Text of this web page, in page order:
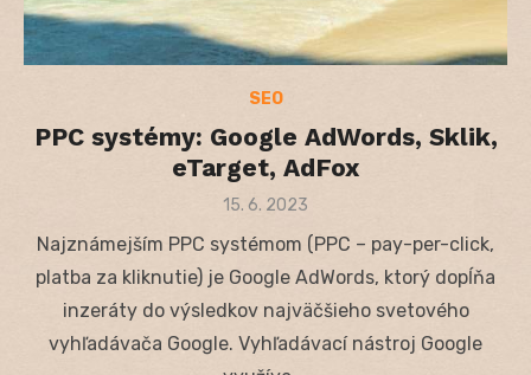
SEO
PPC systémy: Google AdWords, Sklik,
eTarget, AdFox
Posted
15. 6. 2023
Najznámejším PPC systémom (PPC – pay-per-click,
platba za kliknutie) je Google AdWords, ktorý dopĺňa
inzeráty do výsledkov najväčšieho svetového
vyhľadávača Google. Vyhľadávací nástroj Google